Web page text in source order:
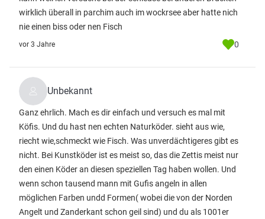
wirklich überall in parchim auch im wockrsee aber hatte nich
nie einen biss oder nen Fisch
vor 3 Jahre 0
Unbekannt
Ganz ehrlich. Mach es dir einfach und versuch es mal mit
Köfis. Und du hast nen echten Naturköder. sieht aus wie,
riecht wie,schmeckt wie Fisch. Was unverdächtigeres gibt es
nicht. Bei Kunstköder ist es meist so, das die Zettis meist nur
den einen Köder an diesen speziellen Tag haben wollen. Und
wenn schon tausend mann mit Gufis angeln in allen
möglichen Farben undd Formen( wobei die von der Norden
Angelt und Zanderkant schon geil sind) und du als 1001er